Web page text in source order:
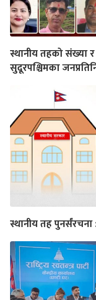
स्थानीय तहको संख्या
सुदूरपश्चिमका
स्थानीय तह